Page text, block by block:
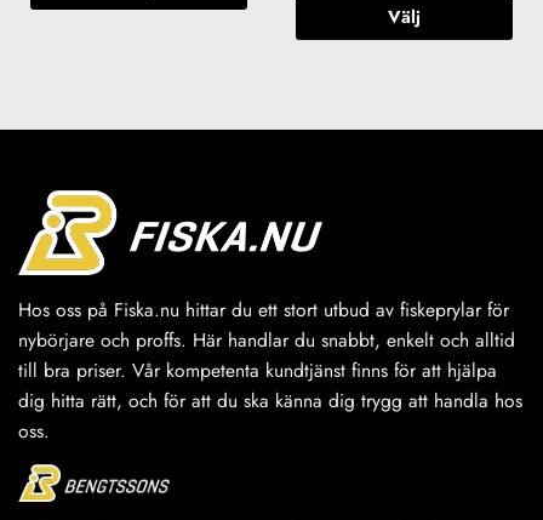
alternativen
kan
på
produktsidan
Välj
har
väljas
på
produktsidan
Hos oss på Fiska.nu hittar du ett stort utbud av fiskeprylar för
nybörjare och proffs. Här handlar du snabbt, enkelt och alltid
till bra priser. Vår kompetenta kundtjänst finns för att hjälpa
dig hitta rätt, och för att du ska känna dig trygg att handla hos
oss.